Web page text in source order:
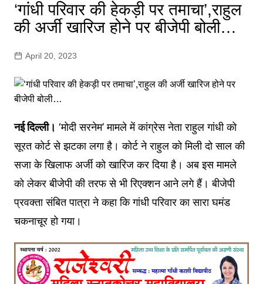
‘गांधी परिवार की हेकड़ी पर तमाचा’,राहुल
की अर्जी खारिज होने पर बीजेपी बोली…
April 20, 2023
नई दिल्ली। ‘मोदी सरनेम’ मामले में कांग्रेस नेता राहुल गांधी को
सूरत कोर्ट से झटका लगा है। कोर्ट ने राहुल को मिली दो साल की
सजा के खिलाफ अर्जी को खारिज कर दिया है। अब इस मामले
को लेकर बीजेपी की तरफ से भी रिएक्शन आने लगे हैं। बीजेपी
प्रवक्ता संबित पात्रा ने कहा कि गांधी परिवार का सारा घमंड
चकनाचूर हो गया।